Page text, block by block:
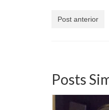
Post anterior
Posts